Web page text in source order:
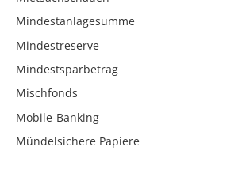
Mindestanlagesumme
Mindestreserve
Mindestsparbetrag
Mischfonds
Mobile-Banking
Mündelsichere Papiere